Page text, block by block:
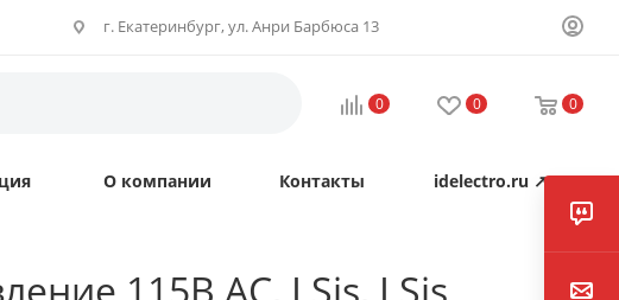
г. Екатеринбург, ул. Анри Барбюса 13
0 0 0
О компании Контакты idelectro.ru ↗
115В AC, LSis, LSis